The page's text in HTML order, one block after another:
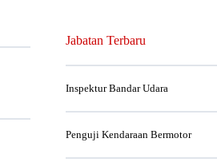
Jabatan Terbaru
Inspektur Bandar Udara
Penguji Kendaraan Bermotor